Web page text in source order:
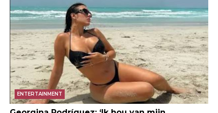
ENTERTAINMENT